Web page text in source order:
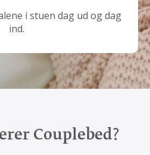
i stuen dag ud og dag
ind.
Couplebed?